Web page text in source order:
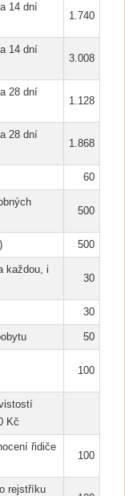
14 dní
1.740
14 dní
3.008
28 dní
1.128
28 dní
1.868
60
500
500
každou, i
30
30
50
100
Kč
řidiče
100
rejstříku